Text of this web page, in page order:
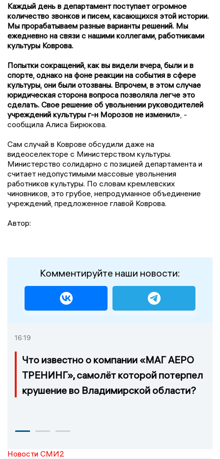
Каждый день в департамент поступает огромное
количество звонков и писем, касающихся этой истории.
Мы прорабатываем разные варианты решений. Мы
ежедневно на связи с нашими коллегами, работниками
культуры Коврова.
Попытки сокращений, как вы видели вчера, были и в
спорте, однако на фоне реакции на события в сфере
культуры, они были отозваны. Впрочем, в этом случае
юридическая сторона вопроса позволяла легче это
сделать. Свое решение об увольнении руководителей
учреждений культуры г-н Морозов не изменил» , -
сообщила Алиса Бирюкова.
Сам случай в Коврове обсудили даже на
видеоселекторе с Министерством культуры.
Министерство солидарно с позицией департамента и
считает недопустимыми массовые увольнения
работников культуры. По словам кремлевских
чиновников, это грубое, непродуманное объединение
учреждений, предложенное главой Коврова.
Автор:
Комментируйте наши новости:
16:19
Что известно о компании «МАГ АЕРО
ТРЕНИНГ», самолёт которой потерпел
крушение во Владимирской области?
Новости СМИ2